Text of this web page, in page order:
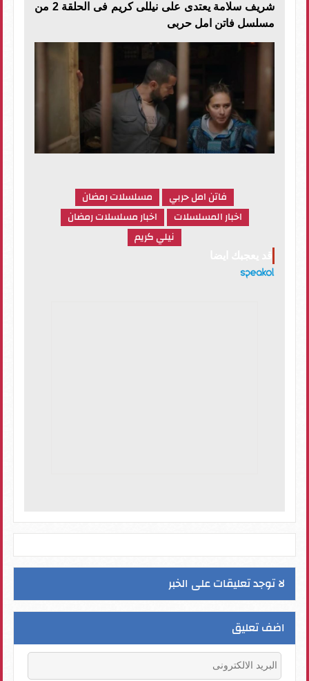
شريف سلامة يعتدى على نيللى كريم فى الحلقة 2 من
مسلسل فاتن امل حربى
فاتن امل حربي
مسلسلات رمضان
اخبار المسلسلات
اخبار مسلسلات رمضان
نيلي كريم
لا توجد تعليقات على الخبر
اضف تعليق